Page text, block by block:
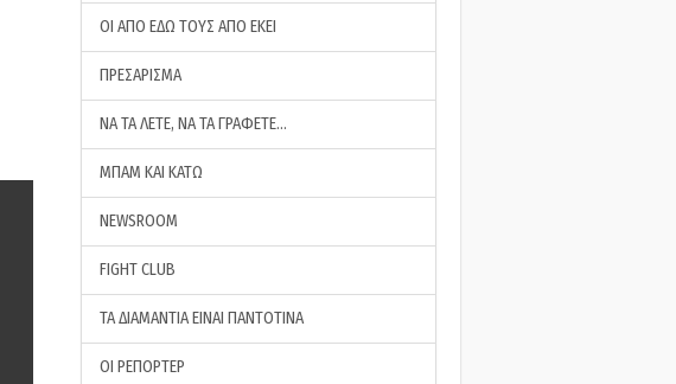
ΟΙ ΑΠΟ ΕΔΩ ΤΟΥΣ ΑΠΟ ΕΚΕΙ
ΠΡΕΣΑΡΙΣΜΑ
ΝΑ ΤΑ ΛΕΤΕ, ΝΑ ΤΑ ΓΡΑΦΕΤΕ…
ΜΠΑΜ ΚΑΙ ΚΑΤΩ
NEWSROOM
FIGHT CLUB
ΤΑ ΔΙΑΜΑΝΤΙΑ ΕΙΝΑΙ ΠΑΝΤΟΤΙΝΑ
ΟΙ ΡΕΠΟΡΤΕΡ